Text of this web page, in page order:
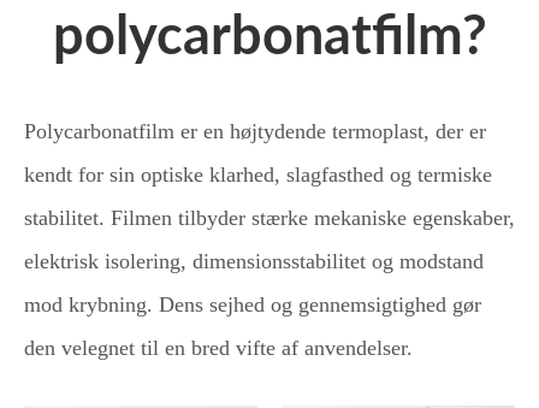
polycarbonatfilm?
Polycarbonatfilm er en højtydende termoplast, der er
kendt for sin optiske klarhed, slagfasthed og termiske
stabilitet. Filmen tilbyder stærke mekaniske egenskaber,
elektrisk isolering, dimensionsstabilitet og modstand
mod krybning. Dens sejhed og gennemsigtighed gør
den velegnet til en bred vifte af anvendelser.